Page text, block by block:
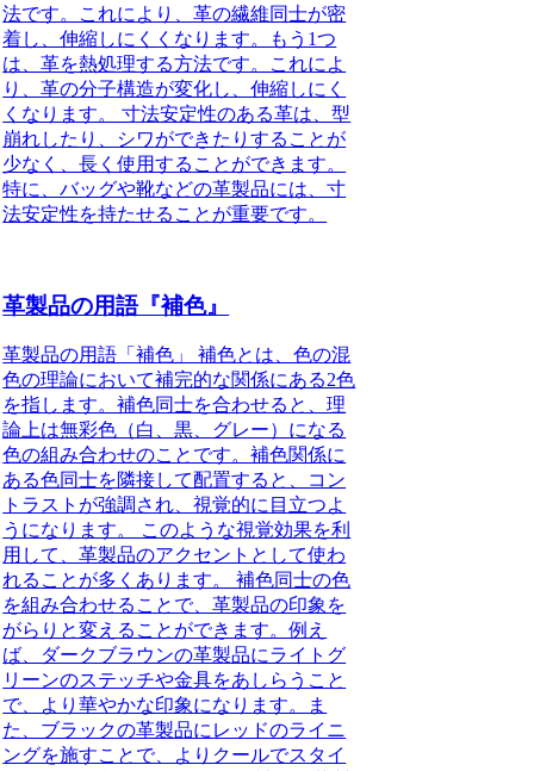
法です。これにより、革の繊維同士が密
着し、伸縮しにくくなります。もう1つ
は、革を熱処理する方法です。これによ
り、革の分子構造が変化し、伸縮しにく
くなります。 寸法安定性のある革は、型
崩れしたり、シワができたりすることが
少なく、長く使用することができます。
特に、バッグや靴などの革製品には、寸
法安定性を持たせることが重要です。
革製品の用語『補色』
革製品の用語「補色」 補色とは、色の混
色の理論において補完的な関係にある2色
を指します。補色同士を合わせると、理
論上は無彩色（白、黒、グレー）になる
色の組み合わせのことです。補色関係に
ある色同士を隣接して配置すると、コン
トラストが強調され、視覚的に目立つよ
うになります。 このような視覚効果を利
用して、革製品のアクセントとして使わ
れることが多くあります。 補色同士の色
を組み合わせることで、革製品の印象を
がらりと変えることができます。例え
ば、ダークブラウンの革製品にライトグ
リーンのステッチや金具をあしらうこと
で、より華やかな印象になります。ま
た、ブラックの革製品にレッドのライニ
ングを施すことで、よりクールでスタイ